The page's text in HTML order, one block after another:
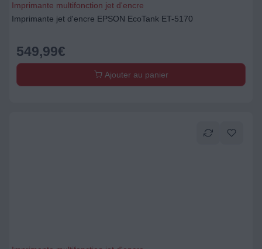
Imprimante multifonction jet d'encre
Imprimante jet d'encre EPSON EcoTank ET-5170
549,99€
Ajouter au panier